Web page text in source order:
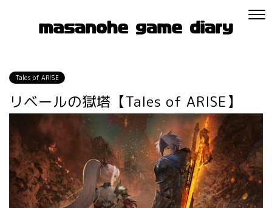
Tales of ARISE
リベールの獄塔【Tales of ARISE】